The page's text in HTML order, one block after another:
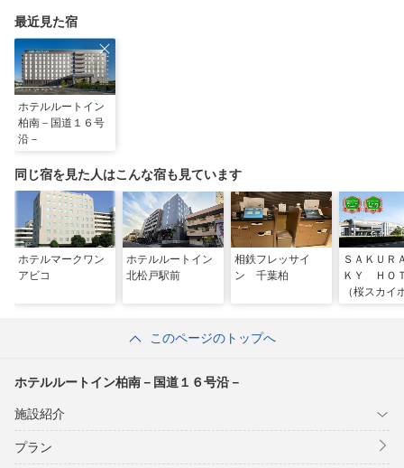
最近見た宿
ホテルルートイン
柏南－国道１６号
沿－
同じ宿を見た人はこんな宿も見ています
ホテルマークワン
アビコ
ホテルルートイン
北松戸駅前
相鉄フレッサイ
ン 千葉柏
ＳＡＫＵ
ＫＹ ＨＯ
（桜スカイ
このページのトップへ
ホテルルートイン柏南－国道１６号沿－
施設紹介
プラン